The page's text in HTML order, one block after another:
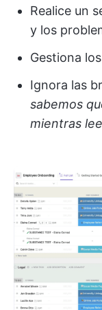
Realice un
y los
Gestiona
Ignora las
sabemos
mientras